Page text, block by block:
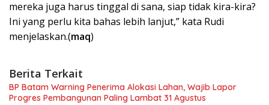
mereka juga harus tinggal di sana, siap tidak kira-kira?
Ini yang perlu kita bahas lebih lanjut,” kata Rudi
menjelaskan.(maq)
Berita Terkait
BP Batam Warning Penerima Alokasi Lahan, Wajib Lapor
Progres Pembangunan Paling Lambat 31 Agustus